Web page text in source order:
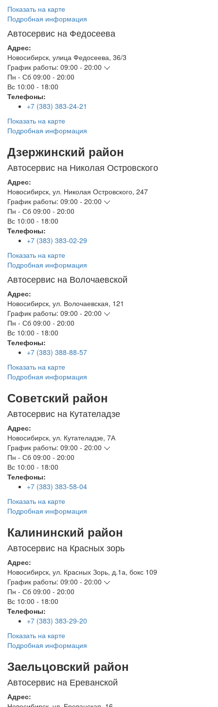
Показать на карте
Подробная информация
Автосервис на Федосеева
Адрес:
Новосибирск, улица Федосеева, 36/3
График работы: 09:00 - 20:00
Пн - Сб 09:00 - 20:00
Вс 10:00 - 18:00
Телефоны:
+7 (383) 383-24-21
Показать на карте
Подробная информация
Дзержинский район
Автосервис на Николая Островского
Адрес:
Новосибирск, ул. Николая Островского, 247
График работы: 09:00 - 20:00
Пн - Сб 09:00 - 20:00
Вс 10:00 - 18:00
Телефоны:
+7 (383) 383-02-29
Показать на карте
Подробная информация
Автосервис на Волочаевской
Адрес:
Новосибирск, ул. Волочаевская, 121
График работы: 09:00 - 20:00
Пн - Сб 09:00 - 20:00
Вс 10:00 - 18:00
Телефоны:
+7 (383) 388-88-57
Показать на карте
Подробная информация
Советский район
Автосервис на Кутателадзе
Адрес:
Новосибирск, ул. Кутателадзе, 7А
График работы: 09:00 - 20:00
Пн - Сб 09:00 - 20:00
Вс 10:00 - 18:00
Телефоны:
+7 (383) 383-58-04
Показать на карте
Подробная информация
Калининский район
Автосервис на Красных зорь
Адрес:
Новосибирск, ул. Красных Зорь, д.1а, бокс 109
График работы: 09:00 - 20:00
Пн - Сб 09:00 - 20:00
Вс 10:00 - 18:00
Телефоны:
+7 (383) 383-29-20
Показать на карте
Подробная информация
Заельцовский район
Автосервис на Ереванской
Адрес: